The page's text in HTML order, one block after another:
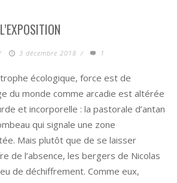
3 décembre 2018 / 1
écologique, force est de
du monde comme arcadie est altérée
et incorporelle : la pastorale d’antan
qui signale une zone
Mais plutôt que de se laisser
de l’absence, les bergers de Nicolas
de déchiffrement. Comme eux,